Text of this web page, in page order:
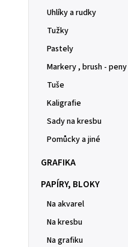
Uhlíky a rudky
Tužky
Pastely
Markery , brush - peny
Tuše
Kaligrafie
Sady na kresbu
Pomůcky a jiné
GRAFIKA
PAPÍRY, BLOKY
Na akvarel
Na kresbu
Na grafiku